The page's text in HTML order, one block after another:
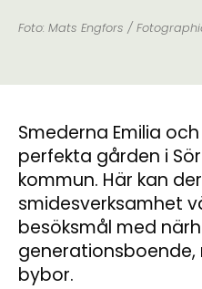
Foto: Mats Engfors /
Smederna Emilia
perfekta gården i
kommun. Här kan
smidesverksamhet
besöksmål med
bybor.